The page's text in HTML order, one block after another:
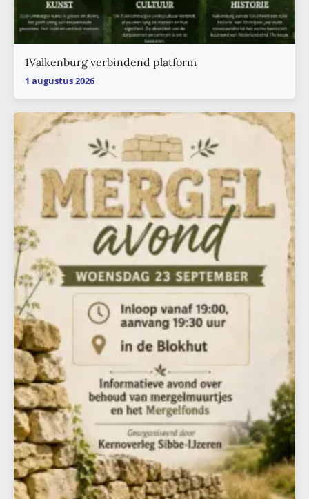
1Valkenburg verbindend platform
1 augustus 2026